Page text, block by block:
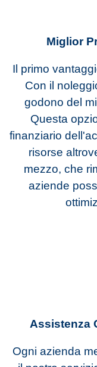
Miglior
Il primo
Con il
godono del
Questa
finanziario
risorse
mezzo, che
aziende
Assistenza
Ogni azienda